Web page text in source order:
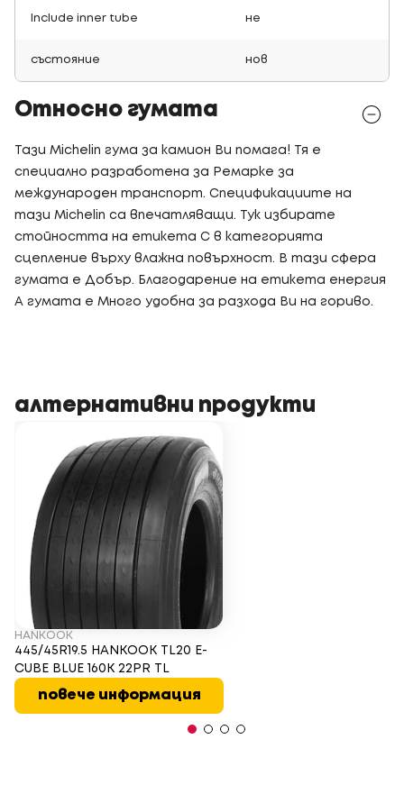
Include inner tube не
състояние нов
Относно гумата
Тази Michelin гума за камион Ви помага! Тя е
специално разработена за Ремарке за
международен транспорт. Спецификациите на
тази Michelin са впечатляващи. Тук избирате
стойността на етикета C в категорията
сцепление върху влажна повърхност. В тази сфера
гумата е Добър. Благодарение на етикета енергия
A гумата е Много удобна за разхода Ви на гориво.
алтернативни продукти
HANKOOK
445/45R19.5 HANKOOK TL20 E-
CUBE BLUE 160K 22PR TL
повече информация